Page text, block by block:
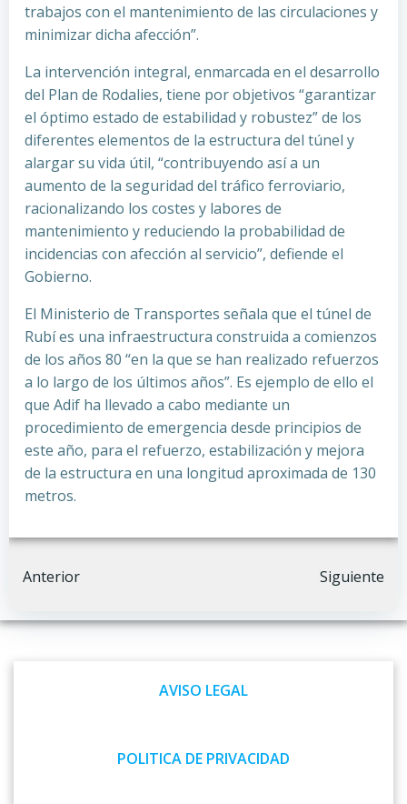
trabajos con el mantenimiento de las circulaciones y
minimizar dicha afección”.
La intervención integral, enmarcada en el desarrollo
del Plan de Rodalies, tiene por objetivos “garantizar
el óptimo estado de estabilidad y robustez” de los
diferentes elementos de la estructura del túnel y
alargar su vida útil, “contribuyendo así a un
aumento de la seguridad del tráfico ferroviario,
racionalizando los costes y labores de
mantenimiento y reduciendo la probabilidad de
incidencias con afección al servicio”, defiende el
Gobierno.
El Ministerio de Transportes señala que el túnel de
Rubí es una infraestructura construida a comienzos
de los años 80 “en la que se han realizado refuerzos
a lo largo de los últimos años”. Es ejemplo de ello el
que Adif ha llevado a cabo mediante un
procedimiento de emergencia desde principios de
este año, para el refuerzo, estabilización y mejora
de la estructura en una longitud aproximada de 130
metros.
Navegación
por
Anterior
Navegación
por
las
Siguiente
AVISO LEGAL
POLITICA DE PRIVACIDAD